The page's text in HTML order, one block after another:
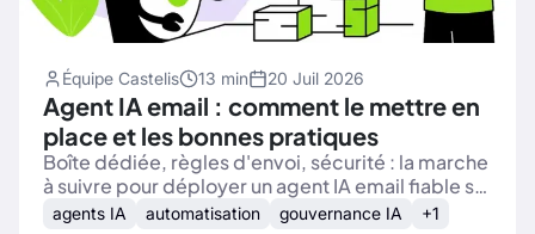
Équipe Castelis 13 min 20 Juil 2026
Agent IA email : comment le mettre en
place et les bonnes pratiques
Boîte dédiée, règles d'envoi, sécurité : la marche
à suivre pour déployer un agent IA email fiable sur
vos processus métier.
agents IA automatisation gouvernance IA +1